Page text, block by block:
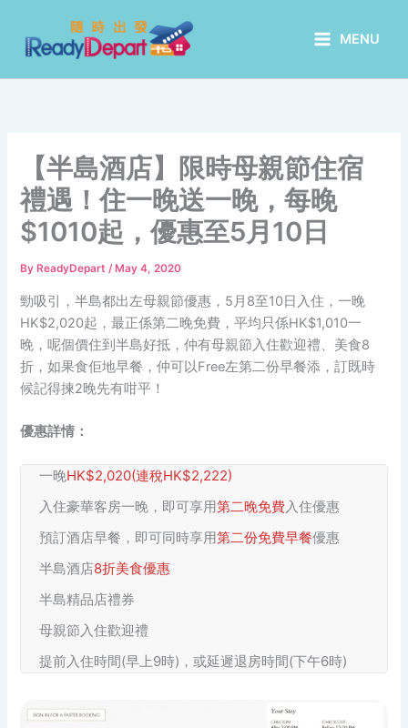
content
MENU
【半島酒店】限時母親節住宿
禮遇！住一晚送一晚，每晚
$1010起，優惠至5月10日
By ReadyDepart/ May 4, 2020
勁吸引，半島都出左母親節優惠，5月8至10日入住，一晚
HK$2,020起，最正係第二晚免費，平均只係HK$1,010一
晚，呢個價住到半島好抵，仲有母親節入住歡迎禮、美食8
折，如果食佢地早餐，仲可以Free左第二份早餐添，訂既時
候記得揀2晚先有咁平！
優惠詳情：
一晚HK$2,020(連稅HK$2,222)
入住豪華客房一晚，即可享用第二晚免費入住優惠
預訂酒店早餐，即可同時享用第二份免費早餐優惠
半島酒店8折美食優惠
半島精品店禮券
母親節入住歡迎禮
提前入住時間(早上9時)，或延遲退房時間(下午6時)